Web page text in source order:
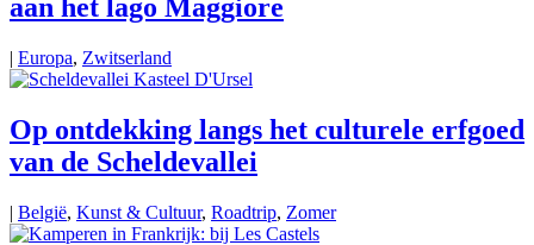
aan het lago Maggiore
| Europa, Zwitserland
Op ontdekking langs het culturele erfgoed
van de Scheldevallei
| België, Kunst & Cultuur, Roadtrip, Zomer